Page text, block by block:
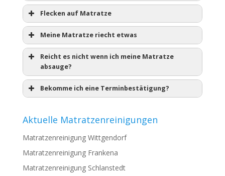
Flecken auf Matratze
Meine Matratze riecht etwas
Reicht es nicht wenn ich meine Matratze
absauge?
Bekomme ich eine Terminbestätigung?
Aktuelle Matratzenreinigungen
Matratzenreinigung Wittgendorf
Matratzenreinigung Frankena
Matratzenreinigung Schlanstedt